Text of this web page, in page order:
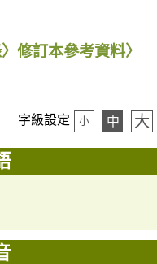
修訂本參考資料〉
字級設定 小 中 大